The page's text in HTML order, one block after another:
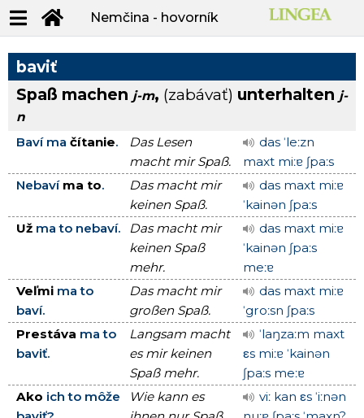
Nemčina - hovorník
baviť
Spaß machen j-m, (zabávať) unterhalten j-
n
Baví ma čítanie.
Das Lesen
macht mir Spaß.
das ˈleːzn
maxt miːɐ ʃpaːs
Nebaví ma to.
Das macht mir
keinen Spaß.
das maxt miːɐ
ˈkainən ʃpaːs
Už ma to nebaví.
Das macht mir
keinen Spaß
mehr.
das maxt miːɐ
ˈkainən ʃpaːs
meːɐ
Veľmi ma to
baví.
Das macht mir
großen Spaß.
das maxt miːɐ
ˈgroːsn ʃpaːs
Prestáva ma to
baviť.
Langsam macht
es mir keinen
Spaß mehr.
ˈlaŋzaːm maxt
εs miːɐ ˈkainən
ʃpaːs meːɐ
Ako ich to môže
Wie kann es
viː kan εs ˈiːnən